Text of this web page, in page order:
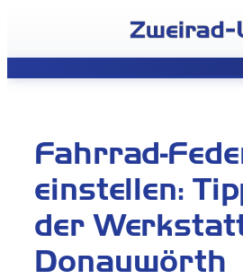
springen
Stellenangebote
Fahrrad-
einstellen:
der
Donauwörth